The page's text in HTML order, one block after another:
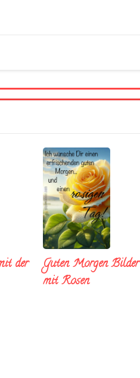
der
Guten Morgen Bilder
mit Rosen